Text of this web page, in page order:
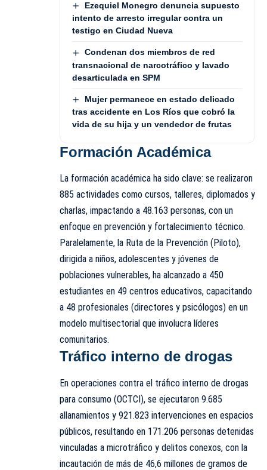
Ezequiel Monegro denuncia supuesto
intento de arresto irregular contra un
testigo en Ciudad Nueva
Condenan dos miembros de red
transnacional de narcotráfico y lavado
desarticulada en SPM
Mujer permanece en estado delicado
tras accidente en Los Ríos que cobró la
vida de su hija y un vendedor de frutas
Formación Académica
La formación académica ha sido clave: se realizaron
885 actividades como cursos, talleres, diplomados y
charlas, impactando a 48.163 personas, con un
enfoque en prevención y fortalecimiento técnico.
Paralelamente, la Ruta de la Prevención (Piloto),
dirigida a niños, adolescentes y jóvenes de
poblaciones vulnerables, ha alcanzado a 450
estudiantes en 49 centros educativos, capacitando
a 48 profesionales (directores y psicólogos) en un
modelo multisectorial que involucra líderes
comunitarios.
Tráfico interno de drogas
En operaciones contra el tráfico interno de drogas
para consumo (OCTCI), se ejecutaron 9.685
allanamientos y 921.823 intervenciones en espacios
públicos, resultando en 171.206 personas detenidas
vinculadas a microtráfico y delitos conexos, con la
incautación de más de 46,6 millones de gramos de